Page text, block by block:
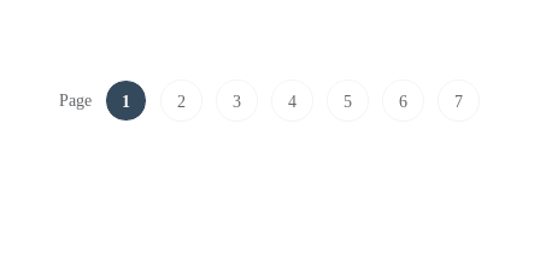
Page 1 2 3 4 5 6 7